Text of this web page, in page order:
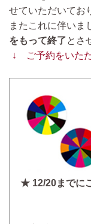
せていただいてお
またこれに伴いま
をもって終了とさ
↓ ご予約をいた
★ 12/20までに